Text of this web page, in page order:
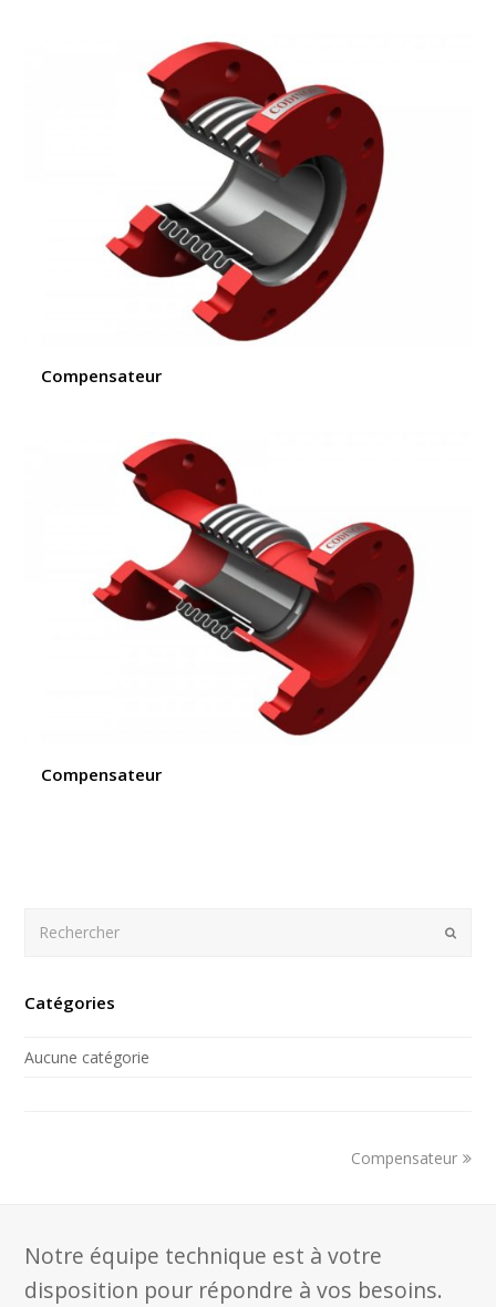
Compensateur
Compensateur
Catégories
Aucune catégorie
next
Compensateur
Notre équipe technique est à votre
disposition pour répondre à vos besoins.